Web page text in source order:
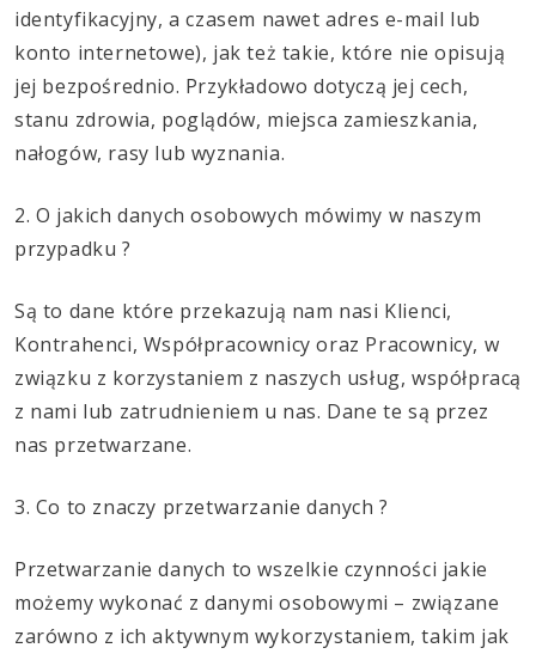
identyfikacyjny, a czasem nawet adres e-mail lub
konto internetowe), jak też takie, które nie opisują
jej bezpośrednio. Przykładowo dotyczą jej cech,
stanu zdrowia, poglądów, miejsca zamieszkania,
nałogów, rasy lub wyznania.
2. O jakich danych osobowych mówimy w naszym
przypadku ?
Są to dane które przekazują nam nasi Klienci,
Kontrahenci, Współpracownicy oraz Pracownicy, w
związku z korzystaniem z naszych usług, współpracą
z nami lub zatrudnieniem u nas. Dane te są przez
nas przetwarzane.
3. Co to znaczy przetwarzanie danych ?
Przetwarzanie danych to wszelkie czynności jakie
możemy wykonać z danymi osobowymi – związane
zarówno z ich aktywnym wykorzystaniem, takim jak